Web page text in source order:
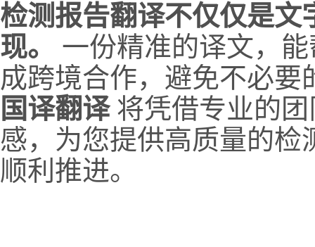
检测报告翻译不仅仅是文
现。
一份精准的译文，
成跨境合作，避免不必要
国译翻译将凭借专业的团
感，为您提供高质量的
顺利推进。